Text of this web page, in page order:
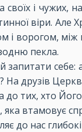
і чужих,
віри. Але
і ворогом,
пекла.
запитати
друзів
до тих, хто
втамовує
до нас